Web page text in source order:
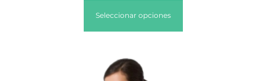
Seleccionar opciones